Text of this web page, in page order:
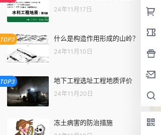
24年11月17日
TOP2 什么是构造作用形成的山岭？
24年11月10日
TOP3 地下工程选址工程地质评价
24年11月20日
冻土病害的防治措施